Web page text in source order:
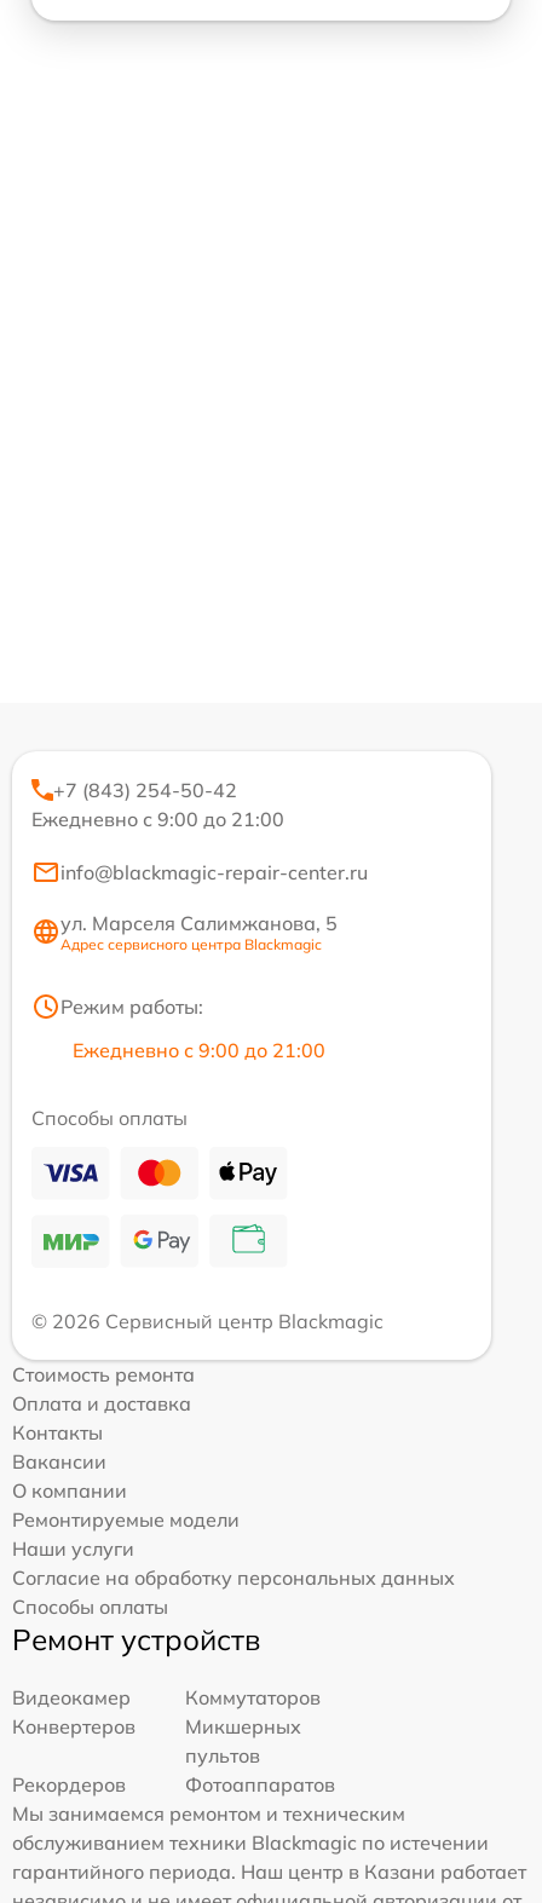
+7 (843) 254-50-42
Ежедневно с 9:00 до 21:00
info@blackmagic-repair-center.ru
ул. Марселя Салимжанова, 5
Адрес сервисного центра Blackmagic
Режим работы:
Ежедневно с 9:00 до 21:00
Способы оплаты
© 2026 Сервисный центр Blackmagic
Стоимость ремонта
Оплата и доставка
Контакты
Вакансии
О компании
Ремонтируемые модели
Наши услуги
Согласие на обработку персональных данных
Способы оплаты
Ремонт устройств
Видеокамер
Коммутаторов
Конвертеров
Микшерных
пультов
Рекордеров
Фотоаппаратов
Мы занимаемся ремонтом и техническим
обслуживанием техники Blackmagic по истечении
гарантийного периода. Наш центр в Казани работает